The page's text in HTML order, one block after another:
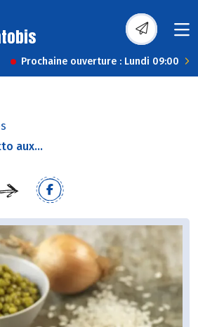
Prochaine ouverture : Lundi 09:00
aux...